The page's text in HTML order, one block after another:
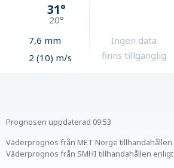
31°
20°
7,6 mm
2 (10) m/s
Ingen data
finns tillgänglig
Prognosen uppdaterad 09:53
Väderprognos från MET Norge tillhandahållen
Väderprognos från SMHI tillhandahållen enligt